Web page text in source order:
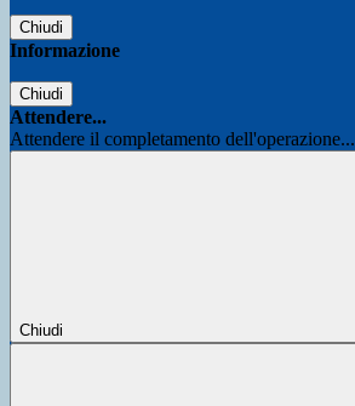
Chiudi
Informazione
Chiudi
Attendere...
Attendere il completamento dell'operazione...
Chiudi